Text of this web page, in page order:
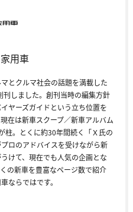
用車
とクルマ社会の話題を満載した
しました。創刊当時の編集方針
ヤーズガイドという立ち位置を
在は新車スクープ／新車アルバム
柱。とくに約30年間続く「Ｘ氏の
ロのアドバイスを受けながら新
けて、現在でも人気の企画とな
の新車を豊富なページ数で紹介
ならではです。